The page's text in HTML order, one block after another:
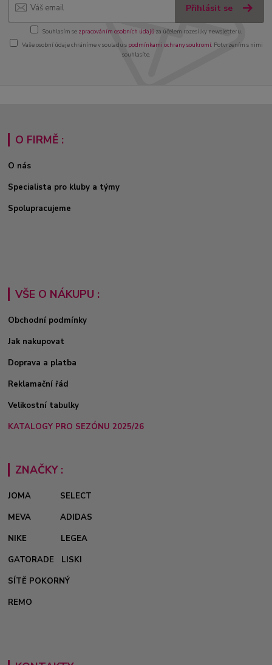
Přihlásit se
Souhlasím se zpracováním osobních údajůza účelem rozesílky newsletteru.
Vaše osobní údaje chráníme v souladu s podmínkami ochrany soukromí. Potvrzením s nimi
souhlasíte.
O FIRMĚ :
O nás
Specialista pro kluby a týmy
Spolupracujeme
VŠE O NÁKUPU :
Obchodní podmínky
Jak nakupovat
Doprava a platba
Reklamační řád
Velikostní tabulky
KATALOGY PRO SEZÓNU 2025/26
ZNAČKY :
JOMA
SELECT
MEVA
ADIDAS
NIKE
LEGEA
GATORADE
LISKI
SÍTĚ POKORNÝ
REMO